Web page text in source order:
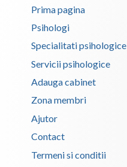
Prima pagina
Psihologi
Specialitati psihologice
Servicii psihologice
Adauga cabinet
Zona membri
Ajutor
Contact
Termeni si conditii